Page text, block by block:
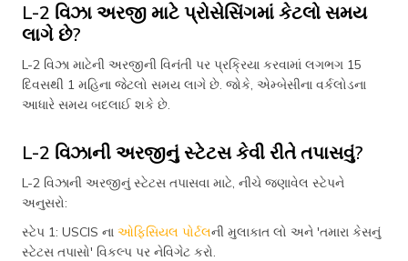
L-2 વિઝા અરજી માટે પ્રોસેસિંગમાં કેટલો સમય
લાગે છે?
L-2 વિઝા માટેની અરજીની વિનંતી પર પ્રક્રિયા કરવામાં લગભગ 15
દિવસથી 1 મહિના જેટલો સમય લાગે છે. જોકે, એમ્બેસીના વર્કલોડના
આધારે સમય બદલાઈ શકે છે.
L-2 વિઝાની અરજીનું સ્ટેટસ કેવી રીતે તપાસવું?
L-2 વિઝાની અરજીનું સ્ટેટસ તપાસવા માટે, નીચે જણાવેલ સ્ટેપને
અનુસરો:
સ્ટેપ 1: USCIS ના ઓફિસિયલ પોર્ટલની મુલાકાત લો અને 'તમારા કેસનું
સ્ટેટસ તપાસો' વિકલ્પ પર નેવિગેટ કરો.